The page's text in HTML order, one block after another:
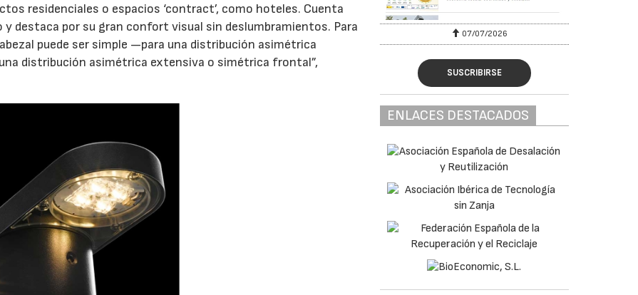
residenciales o espacios ‘contract’, como hoteles. Cuenta
destaca por su gran confort visual sin deslumbramientos. Para
puede ser simple —para una distribución asimétrica
distribución asimétrica extensiva o simétrica frontal”,
07/07/2026 21/07/2026 07/07/2026
SUSCRIBIRSE
ENLACES DESTACADOS